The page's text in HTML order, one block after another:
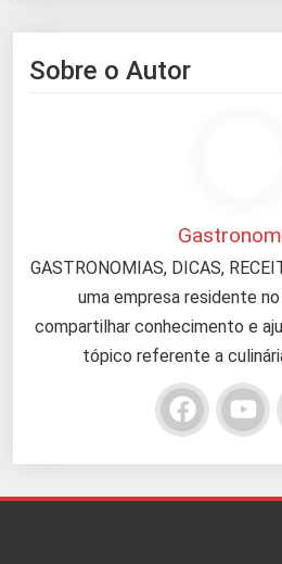
Sobre o Autor
GASTRONOMIAS, DICAS,
uma empresa residente
compartilhar conhecimento e
tópico referente a